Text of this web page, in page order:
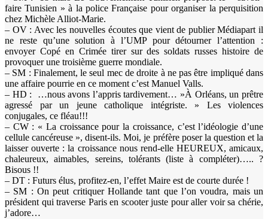
faire Tunisien » à la police Française pour organiser la perquisition
chez Michèle Alliot-Marie.
– OV : Avec les nouvelles écoutes que vient de publier Médiapart il
ne reste qu’une solution à l’UMP pour détourner l’attention :
envoyer Copé en Crimée tirer sur des soldats russes histoire de
provoquer une troisième guerre mondiale.
– SM : Finalement, le seul mec de droite à ne pas être impliqué dans
une affaire pourrie en ce moment c’est Manuel Valls.
– HD : …nous avons l’appris tardivement… »À Orléans, un prêtre
agressé par un jeune catholique intégriste. » Les violences
conjugales, ce fléau!!!
– CW : « La croissance pour la croissance, c’est l’idéologie d’une
cellule cancéreuse », disent-ils. Moi, je préfère poser la question et la
laisser ouverte : la croissance nous rend-elle HEUREUX, amicaux,
chaleureux, aimables, sereins, tolérants (liste à compléter)….. ?
Bisous !!
– DT : Futurs élus, profitez-en, l’effet Maire est de courte durée !
– SM : On peut critiquer Hollande tant que l’on voudra, mais un
président qui traverse Paris en scooter juste pour aller voir sa chérie,
j’adore…